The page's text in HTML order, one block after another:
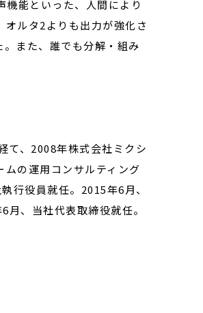
能といった、人間により
ルタ2よりも出力が強化さ
また、誰でも分解・組み
て、2008年株式会社ミクシ
の運用コンサルティング
行役員就任。2015年6月、
、当社代表取締役就任。